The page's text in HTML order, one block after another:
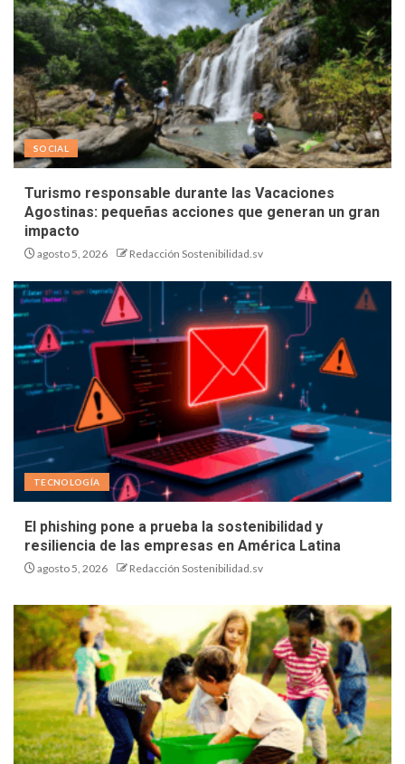
SOCIAL
Turismo responsable durante las Vacaciones
Agostinas: pequeñas acciones que generan un gran
impacto
agosto 5, 2026 Redacción Sostenibilidad.sv
TECNOLOGÍA
El phishing pone a prueba la sostenibilidad y
resiliencia de las empresas en América Latina
agosto 5, 2026 Redacción Sostenibilidad.sv